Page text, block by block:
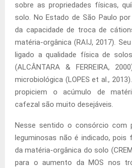
sobre as propriedades físicas,
solo. No Estado de São Paulo
da capacidade de troca de
matéria-orgânica (RAIJ, 2017).
ligado a qualidade física de
(ALCÂNTARA & FERREIRA,
microbiológica (LOPES et al.,
propiciem o acúmulo de
cafezal são muito desejáveis.
Nesse sentido o consórcio com
leguminosas não é indicado, pois
da matéria-orgânica do solo
para o aumento da MOS nos